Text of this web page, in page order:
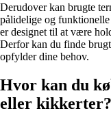
Derudover kan brugte
pålidelige og funktionelle
er designet til at være
Derfor kan du finde
opfylder dine behov.
Hvor kan du
eller kikkerter?